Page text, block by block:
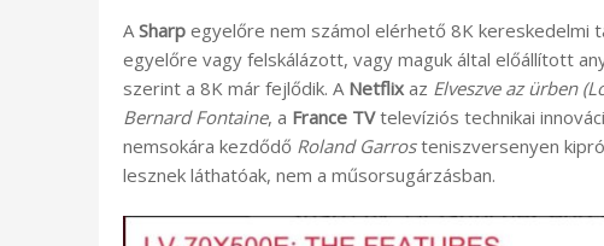
A Sharp egyelőre nem számol elérhető 8K kereskedelmi
egyelőre vagy felskálázott, vagy maguk által előállított
szerint a 8K már fejlődik. A Netflix az Elveszve az ürben
Bernard Fontaine, a France TVtelevíziós technikai
nemsokára kezdődő Roland Garrosteniszversenyen
lesznek láthatóak, nem a műsorsugárzásban.